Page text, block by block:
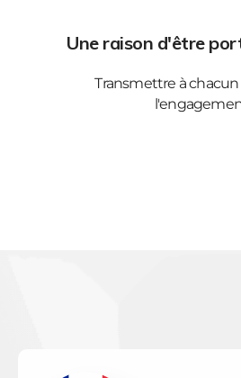
Une raison d'être
Transmettre à